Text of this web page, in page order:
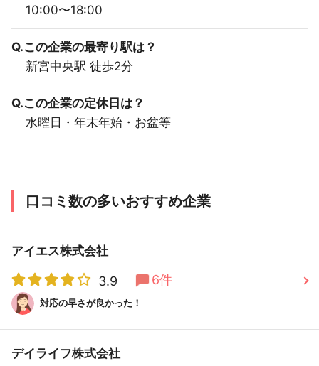
10:00〜18:00
Q.この企業の最寄り駅は？
新宮中央駅 徒歩2分
Q.この企業の定休日は？
水曜日・年末年始・お盆等
口コミ数の多いおすすめ企業
アイエス株式会社
3.9 6件
対応の早さが良かった！
デイライフ株式会社